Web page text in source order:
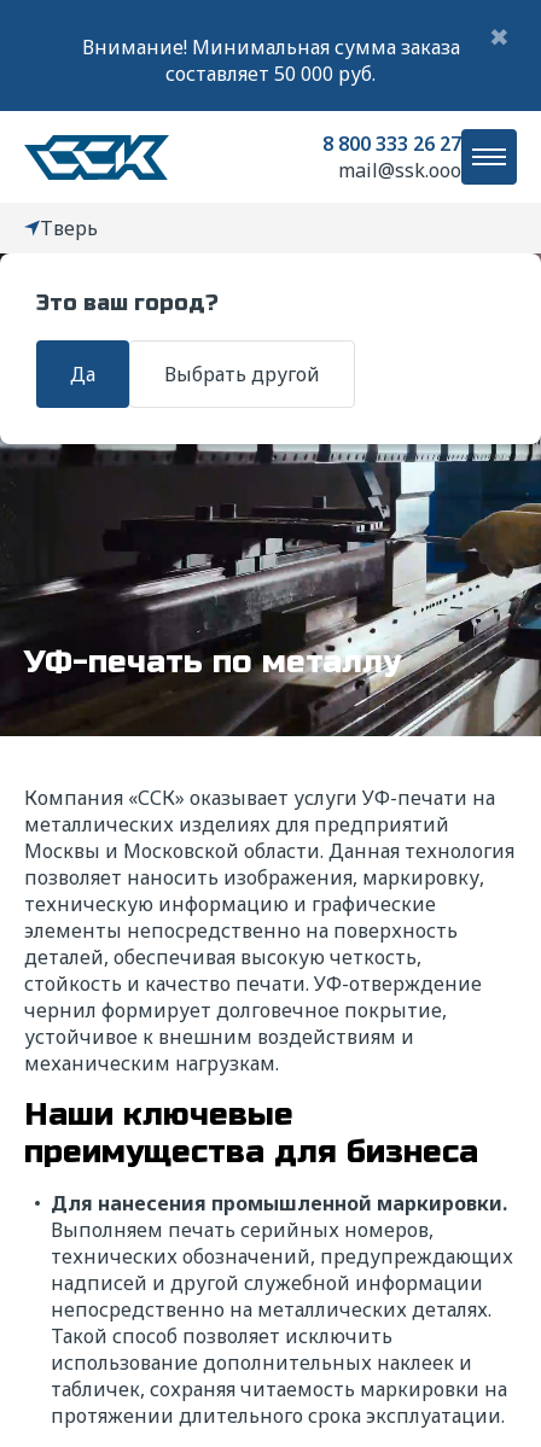
Внимание! Минимальная сумма заказа
составляет 50 000 руб.
✖
Это ваш город?
Да Выбрать другой
8 800 333 26 27
mail@ssk.ooo
Тверь
УФ-печать по металлу
УФ-печать по металлу
Компания «ССК» оказывает услуги УФ-печати на
металлических изделиях для предприятий
Москвы и Московской области. Данная технология
позволяет наносить изображения, маркировку,
техническую информацию и графические
элементы непосредственно на поверхность
деталей, обеспечивая высокую четкость,
стойкость и качество печати. УФ-отверждение
чернил формирует долговечное покрытие,
устойчивое к внешним воздействиям и
механическим нагрузкам.
Наши ключевые
преимущества для бизнеса
Для нанесения промышленной маркировки.
Выполняем печать серийных номеров,
технических обозначений, предупреждающих
надписей и другой служебной информации
непосредственно на металлических деталях.
Такой способ позволяет исключить
использование дополнительных наклеек и
табличек, сохраняя читаемость маркировки на
протяжении длительного срока эксплуатации.